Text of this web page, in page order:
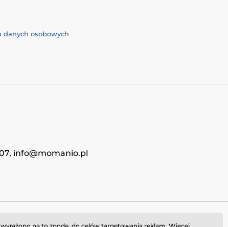
danych osobowych
info@momanio.pl